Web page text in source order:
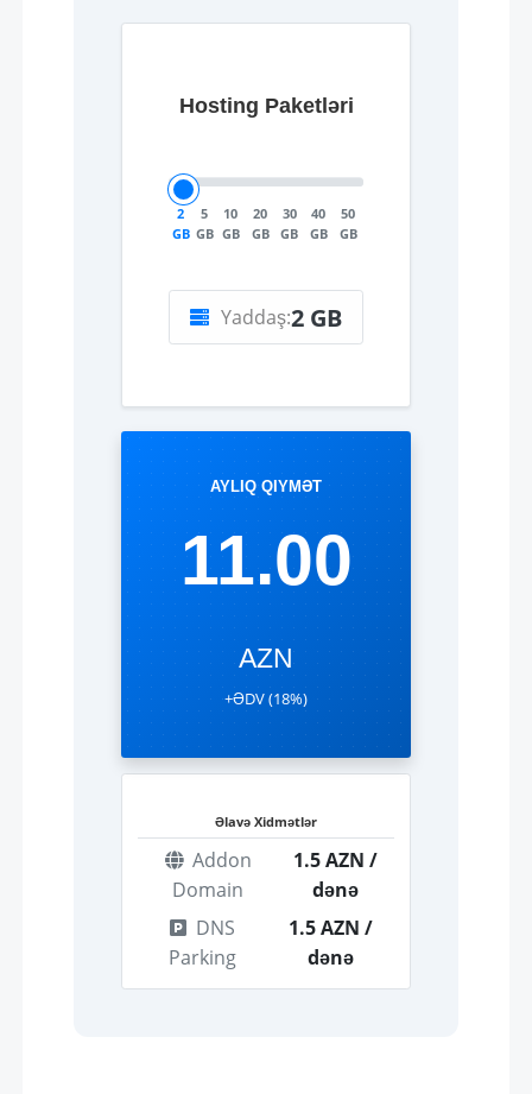
Hosting Paketləri
2
GB
5
GB
10
GB
20
GB
30
GB
40
GB
50
GB
Yaddaş:2 GB
AYLIQ QIYMƏT
11.00
AZN
+ƏDV (18%)
Əlavə Xidmətlər
Addon
Domain
1.5 AZN /
dənə
DNS
Parking
1.5 AZN /
dənə